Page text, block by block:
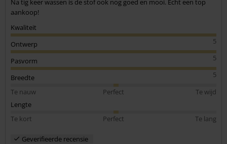
Na tig keer wassen is de stof ook nog goed en mooi. Echt een top
aankoop!
Kwaliteit
5
Ontwerp
5
Pasvorm
5
Breedte
Te nauw
Perfect
Te wijd
Lengte
Te kort
Perfect Te lang
Geverifieerde recensie